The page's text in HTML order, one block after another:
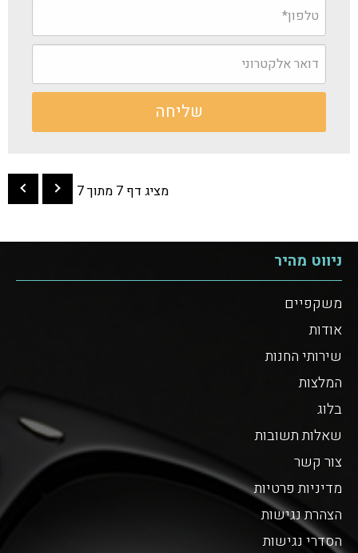
מציג דף 7 מתוך 7
ניווט מהיר
משקפיים
אודות
שירותי החנות
המלצות
בלוג
שאלות תשובות
צור קשר
מדיניות פרטיות
הצהרת נגישות
הסדרי נגישות